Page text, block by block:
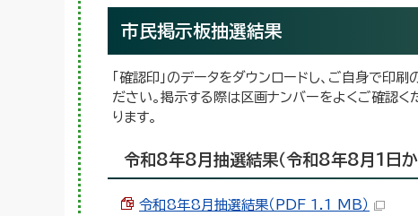
市民掲示板抽選結果
「確認印」のデータをダウンロードし、ご自身で印
ださい。掲示する際は区画ナンバーをよくご確認
ります。
令和8年8月抽選結果（令和8年8月1日
令和8年8月抽選結果（PDF 1.1 MB）